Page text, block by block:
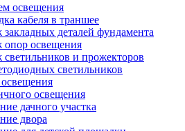
освещения
кабеля в траншее
деталей фундамента
освещения
и прожекторов
светильников
освещения
дачного участка
двора